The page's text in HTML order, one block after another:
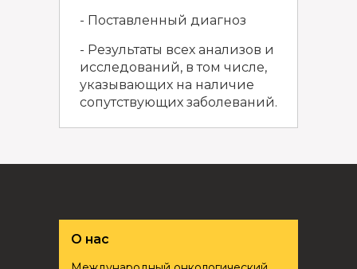
- Поставленный диагноз
- Результаты всех анализов и
исследований, в том числе,
указывающих на наличие
сопутствующих заболеваний.
О нас